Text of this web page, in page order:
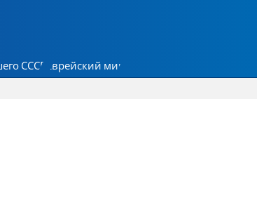
СССР Еврейский мир